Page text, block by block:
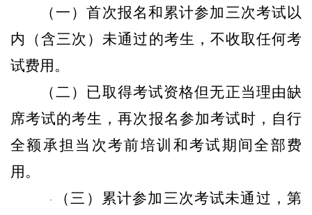
（ 一 ）首次报名和累计参加三次考试以
内（含三次）未通过的考生，不收取任何考
试费用。
（二）已取得考试资格但无正当理由缺
席考试的考生，再次报名参加考试时，自行
全额承担当次考前培训和考试期间全部费
用。
·
（三）累计参加三次考试未通过，第